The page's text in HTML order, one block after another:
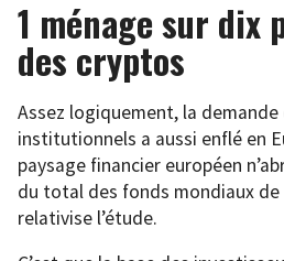
1 ménage sur dix
des cryptos
Assez logiquement, la
institutionnels a aussi enflé en
paysage financier européen
du total des fonds mondiaux
relativise l’étude.